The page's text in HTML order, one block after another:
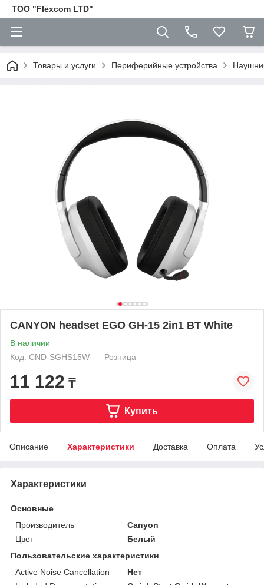
ТОО "Flexcom LTD"
Товары и услуги Периферийные устройства
CANYON headset EGO GH-15 2in1 BT White
В наличии
Код: CND-SGHS15W
Розница
11 122 ₸
Купить
Описание Характеристики Доставка Оплата
Характеристики
Основные
Производитель
Canyon
Цвет
Белый
Пользовательские характеристики
Active Noise Cancellation
Нет